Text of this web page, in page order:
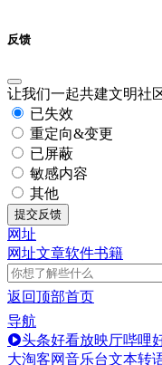
反馈
让我们一起共建文明社
已失效
重定向&变更
已屏蔽
敏感内容
其他
提交反馈
网址
网址文章软件书籍
返回顶部首页
导航
头条好看放映厅哔哩
大淘客网音乐台文本转